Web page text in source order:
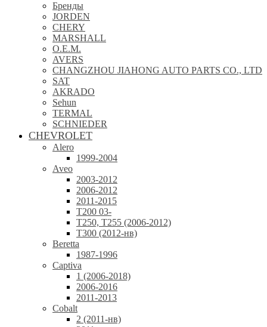
Бренды
JORDEN
CHERY
MARSHALL
O.E.M.
AVERS
CHANGZHOU JIAHONG AUTO PARTS CO., LTD
SAT
AKRADO
Sehun
TERMAL
SCHNIEDER
CHEVROLET
Alero
1999-2004
Aveo
2003-2012
2006-2012
2011-2015
T200 03-
T250, T255 (2006-2012)
T300 (2012-нв)
Beretta
1987-1996
Captiva
1 (2006-2018)
2006-2016
2011-2013
Cobalt
2 (2011-нв)